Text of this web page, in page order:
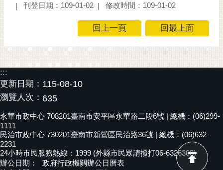
刊登日期：109-01-02
修改時間：109-01-02
回上一頁 回最上面
:::
更新日期： 115-08-10
瀏覽人次： 635
永華市政中心 708201臺南市安平區永華路二段6號 | 總機：(06)299-
1111
民治市政中心 730201臺南市新營區民治路36號 | 總機：(06)632-
2231
24小時市民服務熱線：1999 (外縣市民眾請撥打06-6326303)
辦公日期：
政府行政機關辦公日曆表